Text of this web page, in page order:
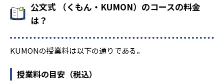
公文式 （くもん・KUMON）のコースの料金
は？
KUMONの授業料は以下の通りである。
授業料の目安（税込）